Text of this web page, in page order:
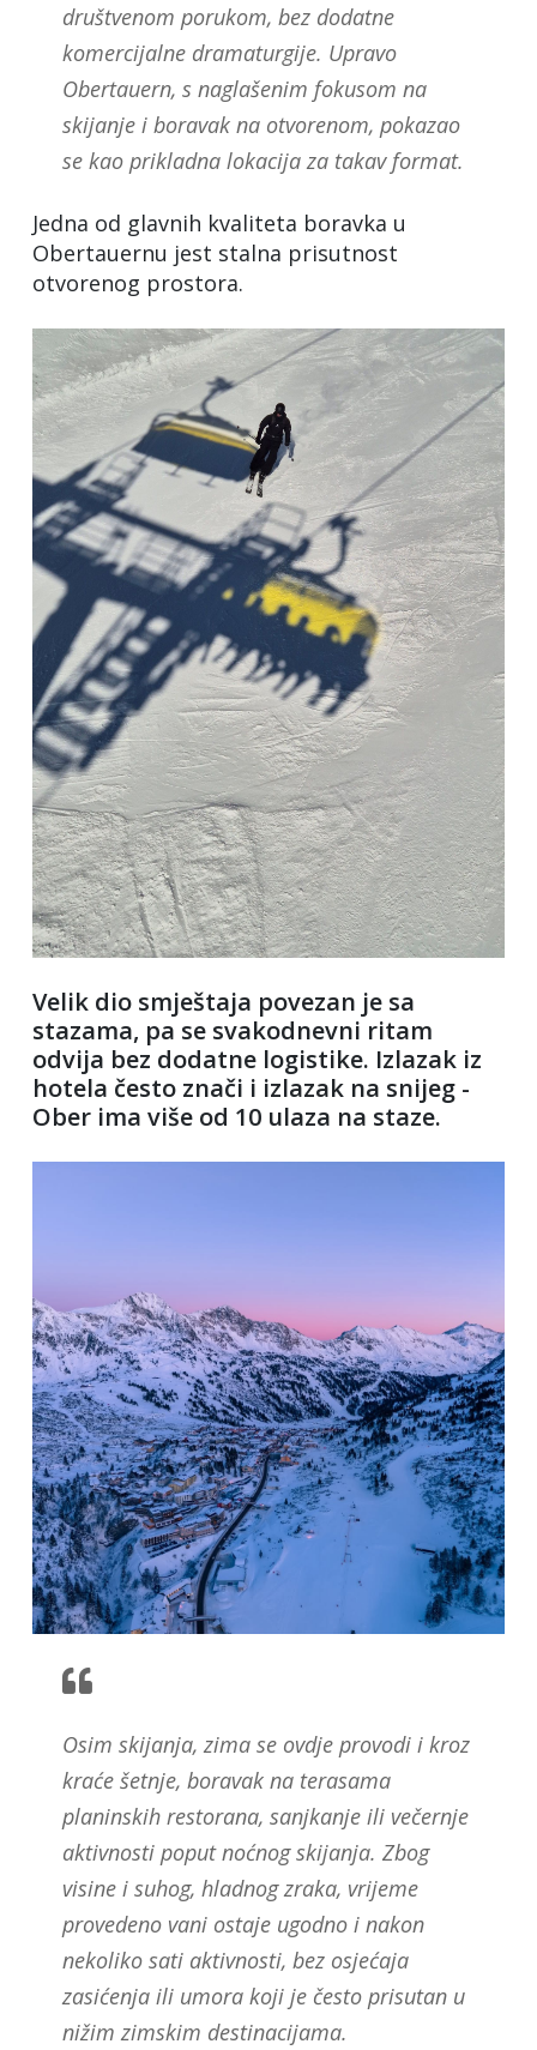
društvenom porukom, bez dodatne
komercijalne dramaturgije. Upravo
Obertauern, s naglašenim fokusom na
skijanje i boravak na otvorenom, pokazao
se kao prikladna lokacija za takav format.
Jedna od glavnih kvaliteta boravka u
Obertauernu jest stalna prisutnost
otvorenog prostora.
Velik dio smještaja povezan je sa
stazama, pa se svakodnevni ritam
odvija bez dodatne logistike. Izlazak iz
hotela često znači i izlazak na snijeg -
Ober ima više od 10 ulaza na staze.
Osim skijanja, zima se ovdje provodi i kroz
kraće šetnje, boravak na terasama
planinskih restorana, sanjkanje ili večernje
aktivnosti poput noćnog skijanja. Zbog
visine i suhog, hladnog zraka, vrijeme
provedeno vani ostaje ugodno i nakon
nekoliko sati aktivnosti, bez osjećaja
zasićenja ili umora koji je često prisutan u
nižim zimskim destinacijama.